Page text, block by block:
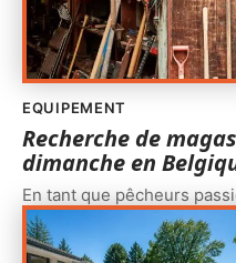
EQUIPEMENT
Recherche de
dimanche en
En tant que pêcheurs